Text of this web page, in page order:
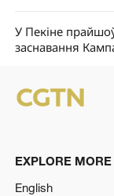
У Пекіне
заснавання
EXPLORE MORE
English